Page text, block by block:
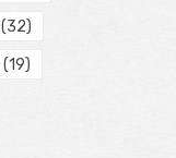
(32)
(19)